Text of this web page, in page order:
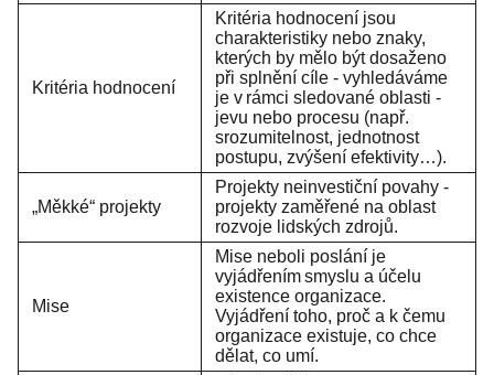
Kritéria hodnocení
Kritéria hodnocení jsou
charakteristiky nebo znaky,
kterých by mělo být dosaženo
při splnění cíle - vyhledáváme
je v rámci sledované oblasti -
jevu nebo procesu (např.
srozumitelnost, jednotnost
postupu, zvýšení efektivity…).
„Měkké“ projekty
Projekty neinvestiční povahy -
projekty zaměřené na oblast
rozvoje lidských zdrojů.
Mise
Mise neboli poslání je
vyjádřením smyslu a účelu
existence organizace.
Vyjádření toho, proč a k čemu
organizace existuje, co chce
dělat, co umí.